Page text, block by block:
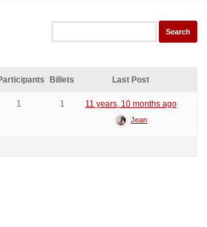
Billets Last Post
1 1 11 years, 10 months ago
Jean